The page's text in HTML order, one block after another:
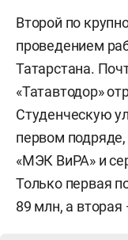
Второй по
проведением
Татарстана.
«Татавтодор»
Студенческую
первом
«МЭК ВиРА» и
Только первая
89 млн, а